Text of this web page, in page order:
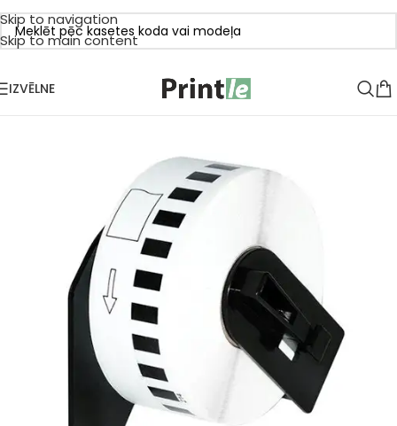
Skip to navigation
Skip to main content
IZVĒLNE